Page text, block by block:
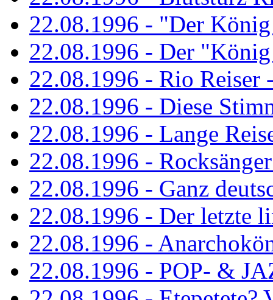
22.08.1996 - "Der
22.08.1996 - Der
22.08.1996 - Rio Reiser
22.08.1996 - Diese
22.08.1996 - Lange
22.08.1996 -
22.08.1996 - Ganz
22.08.1996 - Der letzte
22.08.1996 -
22.08.1996 - POP- &